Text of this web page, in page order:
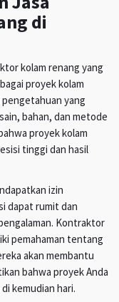
di
kolam renang yang
proyek kolam
yang
bahan, dan metode
proyek kolam
tinggi dan hasil
izin
dapat rumit dan
Kontraktor
pemahaman tentang
akan membantu
bahwa proyek Anda
kemudian hari.